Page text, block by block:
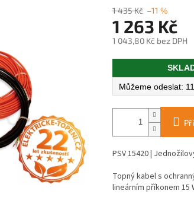
1 435 Kč –11 %
1 263 Kč
1 043,80 Kč bez DPH
Měrná
PSV 15420 |
Topný kabel s
lineárním příkonem 15